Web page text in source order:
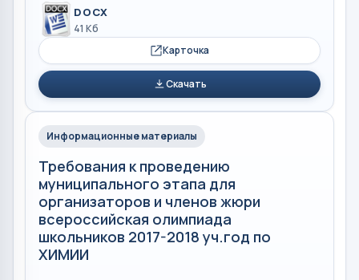
DOCX
41 Кб
Карточка
Скачать
Информационные материалы
Требования к проведению
муниципального этапа для
организаторов и членов жюри
всероссийская олимпиада
школьников 2017-2018 уч.год по
ХИМИИ